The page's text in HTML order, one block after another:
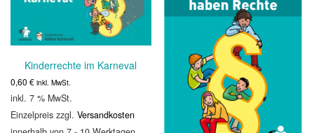
Kinderrechte im Karneval
0,60 € inkl. MwSt.
inkl. 7 % MwSt.
Einzelpreis zzgl. Versandkosten